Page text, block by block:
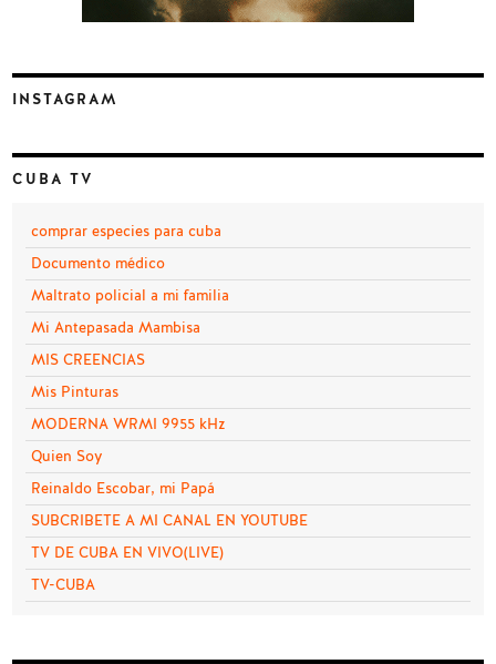
INSTAGRAM
CUBA TV
comprar especies para cuba
Documento médico
Maltrato policial a mi familia
Mi Antepasada Mambisa
MIS CREENCIAS
Mis Pinturas
MODERNA WRMI 9955 kHz
Quien Soy
Reinaldo Escobar, mi Papá
SUBCRIBETE A MI CANAL EN YOUTUBE
TV DE CUBA EN VIVO(LIVE)
TV-CUBA